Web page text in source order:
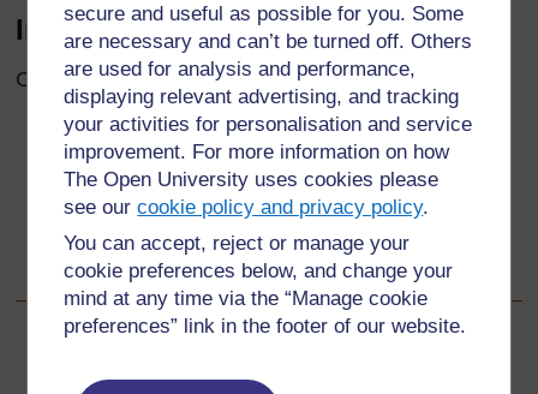
secure and useful as possible for you. Some
are necessary and can’t be turned off. Others
are used for analysis and performance,
displaying relevant advertising, and tracking
your activities for personalisation and service
improvement. For more information on how
The Open University uses cookies please
see ourcookie policy and privacy policy.
You can accept, reject or manage your
cookie preferences below, and change your
mind at any time via the “Manage cookie
preferences” link in the footer of our website.
Introduction
Cette section répond à deux principaux objectifs :
Augmenter votre propre prise de conscience de la
manière dont le langage peut aider les élèves dans
leur démarche et leur réflexion scientifiques ;
Faire en sorte d’introduire le vocabulaire adéquat qui
aidera vos élèves à comprendre la nature de l’air et
comment il se comporte.